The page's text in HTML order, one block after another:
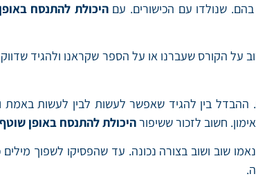
שנולדו עם הכישורים. עםהיכולת להתנסח
הקורס שעברנו או על הספר שקראנו ולהגיד
בין להגיד שאפשר לעשות לבין לעשות באמת
חשוב לזכור ששיפורהיכולת להתנסח באופן שוטף
שוב ושוב בצורה נכונה. עד שהפסיקו לשפוך